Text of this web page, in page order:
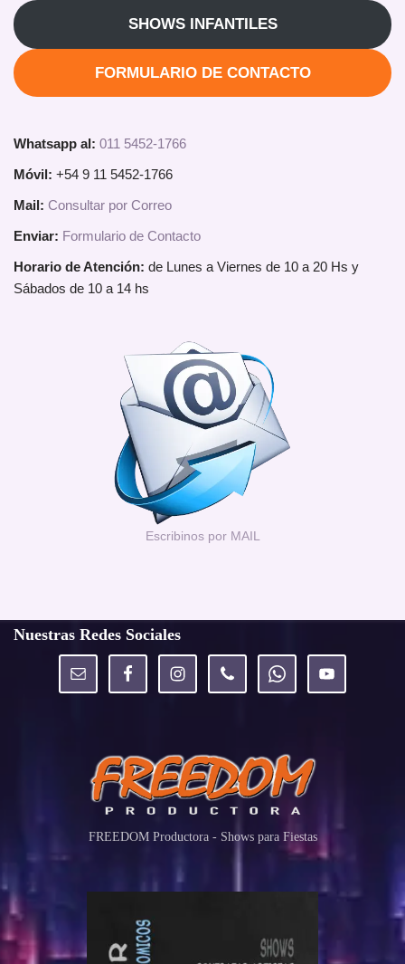
SHOWS INFANTILES
FORMULARIO DE CONTACTO
Whatsapp al: 011 5452-1766
Móvil: +54 9 11 5452-1766
Mail: Consultar por Correo
Enviar: Formulario de Contacto
Horario de Atención: de Lunes a Viernes de 10 a 20 Hs y
Sábados de 10 a 14 hs
Escribinos por MAIL
Nuestras Redes Sociales
FREEDOM Productora - Shows para Fiestas